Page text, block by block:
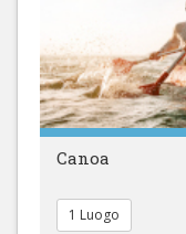
Canoa
1 Luogo